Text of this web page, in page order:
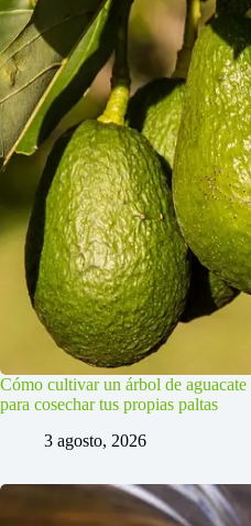
Cómo cultivar un árbol de
para cosechar tus propias paltas
3 agosto, 2026